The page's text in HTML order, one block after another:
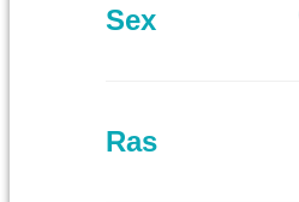
Sex
Ras